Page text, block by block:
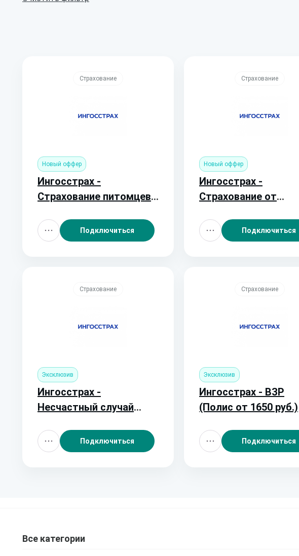
Страхование
Новый оффер
Ингосстрах -
Страхование питомцев
Подключиться
Страхование
Новый оффер
Ингосстрах -
Страхование от
3500 руб.)Подключиться
Страхование
Эксклюзив
Ингосстрах -
Несчастный случай
Подключиться
Страхование
Эксклюзив
Ингосстрах - ВЗР
(Полис от 1650 руб.)
Подключиться
Все категории